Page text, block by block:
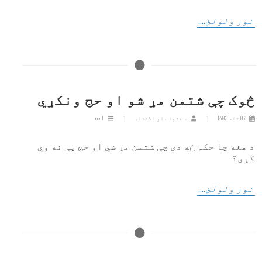
نور ولولئ....
څوک چې شتمن مړ شو او حج ونکړي
06 تله 1403 د فتوا دار الانشاء
د هغه چا حکم څه دی چې شتمن مړ شي او حج یې نه وي
کړی؟
نور ولولئ....